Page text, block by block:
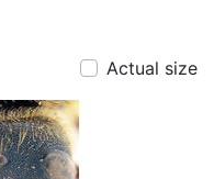
Actual size